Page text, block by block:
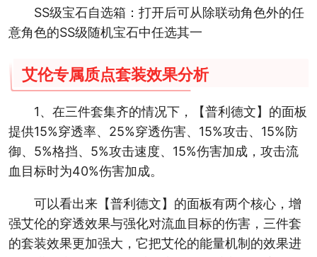
SS级宝石自选箱：打开后可从除联动角色外的任
意角色的SS级随机宝石中任选其一
艾伦专属质点套装效果分析
1、在三件套集齐的情况下，【普利德文】的面板
提供15%穿透率、25%穿透伤害、15%攻击、15%防
御、5%格挡、5%攻击速度、15%伤害加成，攻击流
血目标时为40%伤害加成。
可以看出来【普利德文】的面板有两个核心，增
强艾伦的穿透效果与强化对流血目标的伤害，三件套
的套装效果更加强大，它把艾伦的能量机制的效果进